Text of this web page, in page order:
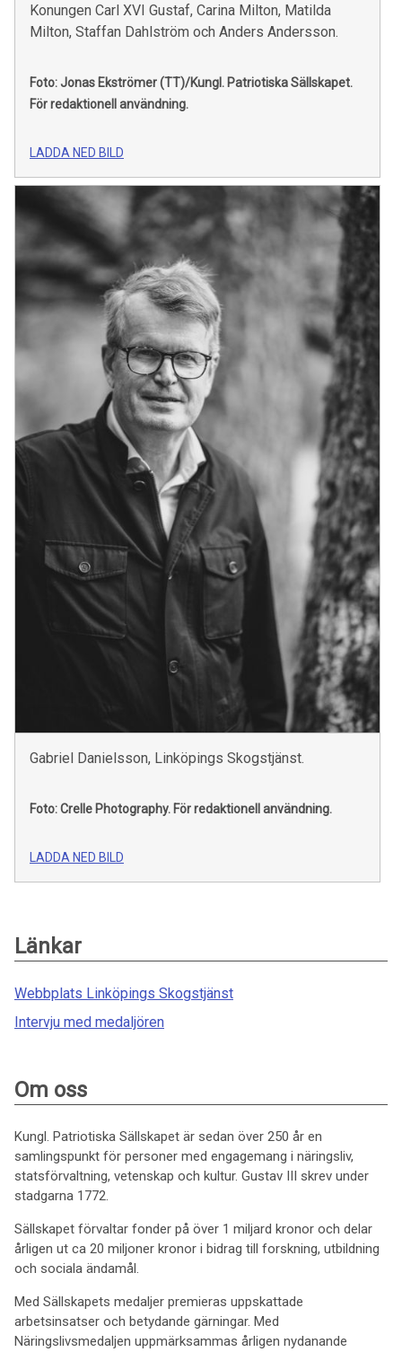
Konungen Carl XVI Gustaf, Carina Milton, Matilda
Milton, Staffan Dahlström och Anders Andersson.
Foto: Jonas Ekströmer (TT)/Kungl. Patriotiska Sällskapet.
För redaktionell användning.
LADDA NED BILD
Gabriel Danielsson, Linköpings Skogstjänst.
Foto: Crelle Photography. För redaktionell användning.
LADDA NED BILD
Länkar
Webbplats Linköpings Skogstjänst
Intervju med medaljören
Om oss
Kungl. Patriotiska Sällskapet är sedan över 250 år en
samlingspunkt för personer med engagemang i näringsliv,
statsförvaltning, vetenskap och kultur. Gustav III skrev under
stadgarna 1772.
Sällskapet förvaltar fonder på över 1 miljard kronor och delar
årligen ut ca 20 miljoner kronor i bidrag till forskning, utbildning
och sociala ändamål.
Med Sällskapets medaljer premieras uppskattade
arbetsinsatser och betydande gärningar. Med
Näringslivsmedaljen uppmärksammas årligen nydanande